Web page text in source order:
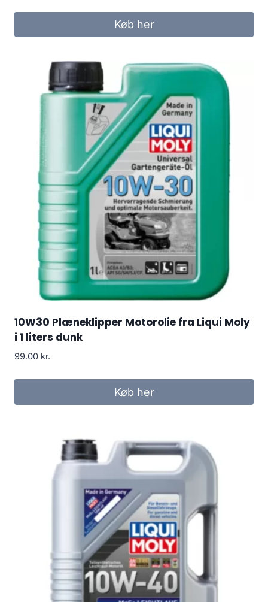
Køb her
10W30 Plæneklipper Motorolie fra Liqui Moly
i 1 liters dunk
99.00 kr.
Køb her